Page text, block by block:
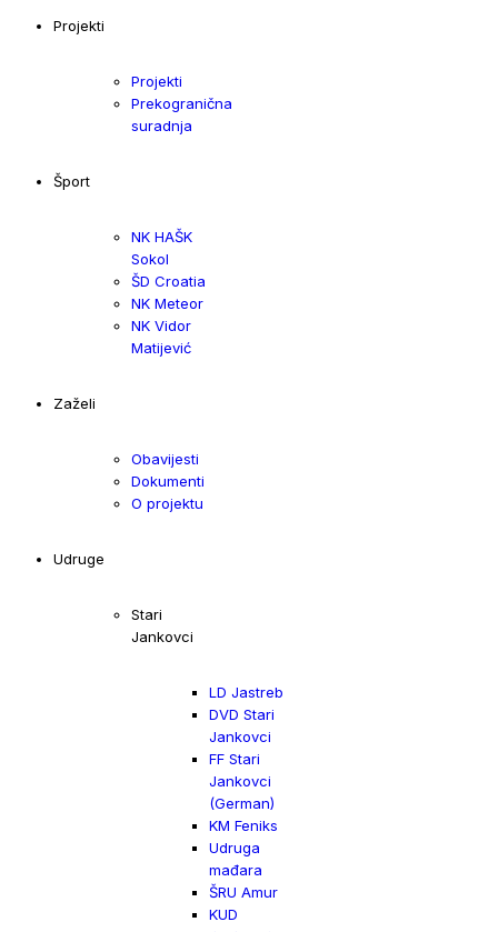
Projekti
Projekti
Prekogranična
suradnja
Šport
NK HAŠK
Sokol
ŠD Croatia
NK Meteor
NK Vidor
Matijević
Zaželi
Obavijesti
Dokumenti
O projektu
Udruge
Stari
Jankovci
LD Jastreb
DVD Stari
Jankovci
FF Stari
Jankovci
(German)
KM Feniks
Udruga
mađara
ŠRU Amur
KUD